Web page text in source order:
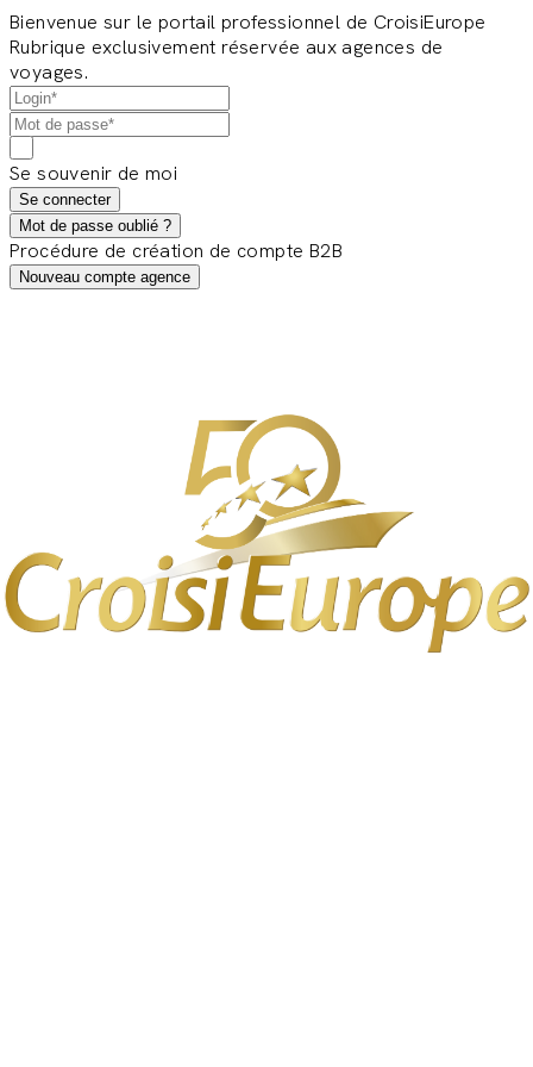
Bienvenue sur le portail professionnel de CroisiEurope
Rubrique exclusivement réservée aux agences de
voyages.
Se souvenir de moi
Se connecter
Mot de passe oublié ?
Procédure de création de compte B2B
Nouveau compte agence